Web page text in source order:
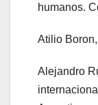
humanos.
Atilio
Alejandro